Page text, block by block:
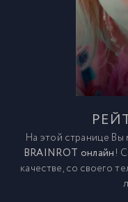
На этой странице
BRAINROT онлайн!
качестве, со своего